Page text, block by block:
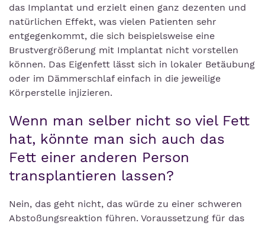
das Implantat und erzielt einen ganz dezenten und
natürlichen Effekt, was vielen Patienten sehr
entgegenkommt, die sich beispielsweise eine
Brustvergrößerung mit Implantat nicht vorstellen
können. Das Eigenfett lässt sich in lokaler Betäubung
oder im Dämmerschlaf einfach in die jeweilige
Körperstelle injizieren.
Wenn man selber nicht so viel Fett
hat, könnte man sich auch das
Fett einer anderen Person
transplantieren lassen?
Nein, das geht nicht, das würde zu einer schweren
Abstoßungsreaktion führen. Voraussetzung für das